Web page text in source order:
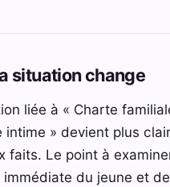
situation change
liée à « Charte
intime » devient plus
faits. Le point à
du jeune et